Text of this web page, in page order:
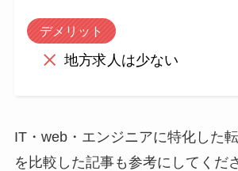
デメリット
地方求人は少ない
IT・web・エンジニアに特化した
を比較した記事も参考にしてくだ